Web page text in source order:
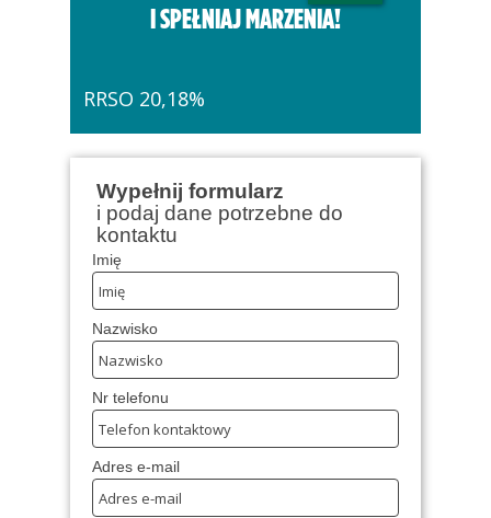
I SPEŁNIAJ MARZENIA!
RRSO 20,18%
Wypełnij formularz
i podaj dane potrzebne do
kontaktu
Imię
Nazwisko
Nr telefonu
Adres e-mail